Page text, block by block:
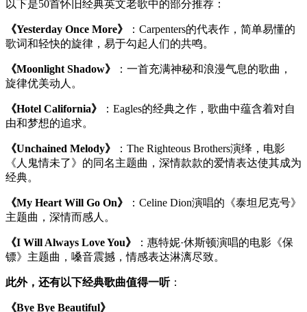
以下是50首怀旧经典英文老歌中的部分推荐：
《Yesterday Once More》
：Carpenters的代表作，简单易懂的
歌词和轻快的旋律，易于勾起人们的共鸣。
《Moonlight Shadow》
：一首充满神秘和浪漫气息的歌曲，
旋律优美动人。
《Hotel California》
：Eagles的经典之作，歌曲中蕴含着对自
由和梦想的追求。
《Unchained Melody》
：The Righteous Brothers演绎，电影
《人鬼情未了》的同名主题曲，深情款款的爱情表达使其成为
经典。
《My Heart Will Go On》
：Celine Dion演唱的《泰坦尼克号》
主题曲，深情而感人。
《I Will Always Love You》
：惠特妮·休斯顿演唱的电影《保
镖》主题曲，嗓音震撼，情感表达淋漓尽致。
此外，还有以下经典歌曲值得一听：
《Bye Bye Beautiful》